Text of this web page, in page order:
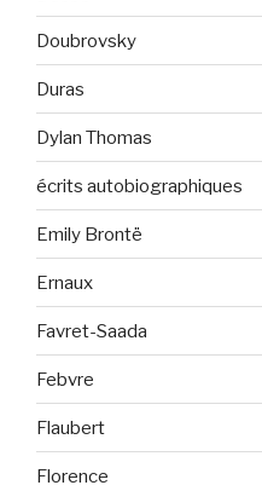
Doubrovsky
Duras
Dylan Thomas
écrits autobiographiques
Emily Brontë
Ernaux
Favret-Saada
Febvre
Flaubert
Florence